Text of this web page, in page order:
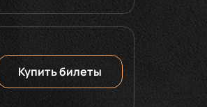
Купить билеты